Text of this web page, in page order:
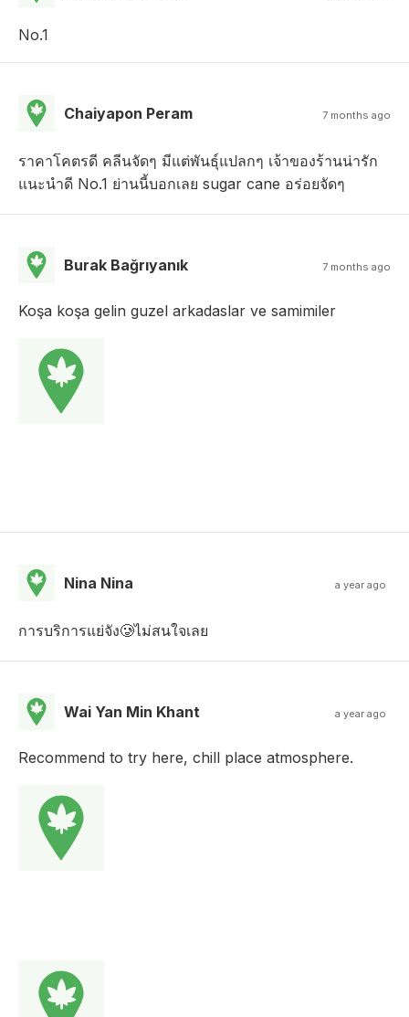
No.1
Chaiyapon Peram 7 months ago
ราคาโคตรดี คลีนจัดๆ มีแต่พันธุ์แปลกๆ เจ้าของร้านน่ารัก
แนะนำดี No.1 ย่านนี้บอกเลย sugar cane อร่อยจัดๆ
Burak Bağrıyanık 7 months ago
Koşa koşa gelin guzel arkadaslar ve samimiler
Nina Nina a year ago
การบริการแย่จัง🥲ไม่สนใจเลย
Wai Yan Min Khant a year ago
Recommend to try here, chill place atmosphere.